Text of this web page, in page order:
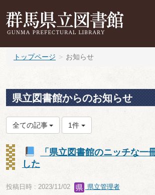
トップページ お知らせ
県立図書館からのお知らせ
全ての記事 1件
「県立図書館のニッチな一
した
投稿日時 : 2023/11/02 県立管理者